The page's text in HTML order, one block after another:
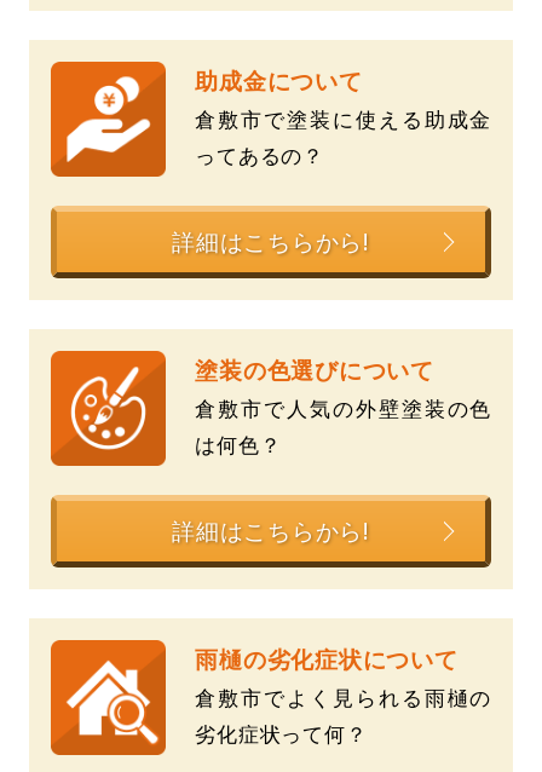
助成金について
倉敷市で塗装に使える助成金
ってあるの？
詳細はこちらから!
塗装の色選びについて
倉敷市で人気の外壁塗装の色
は何色？
詳細はこちらから!
雨樋の劣化症状について
倉敷市でよく見られる雨樋の
劣化症状って何？